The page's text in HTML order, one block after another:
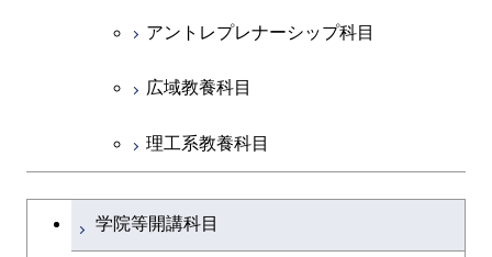
アントレプレナーシップ科目
広域教養科目
理工系教養科目
学士課程を切り替える
学院等開講科目